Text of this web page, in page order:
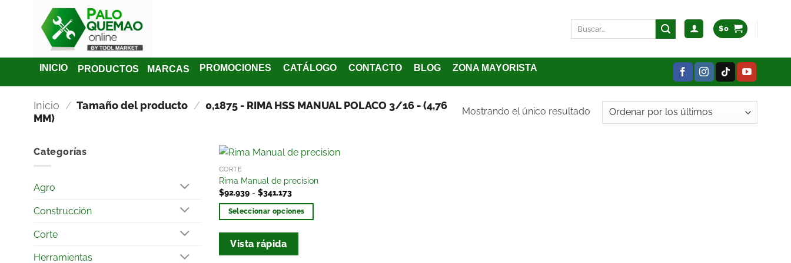
$0
INICIO PRODUCTOS MARCAS PROMOCIONES CATÁLOGO CONTACTO BLOG ZONA MAYORISTA
Inicio / Tamaño del producto / 0,1875 - RIMA HSS MANUAL POLACO 3/16 - (4,76
MM)
Mostrando el único resultado
Categorías
Agro
Construcción
Corte
Herramientas
CORTE
Rima Manual de precision
$92.939 - $341.173
Seleccionar opciones
Vista rápida